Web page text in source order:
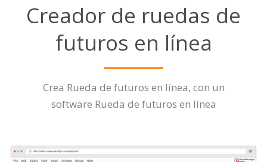
Creador de ruedas de
futuros en línea
Crea Rueda de futuros en línea, con un
software Rueda de futuros en línea